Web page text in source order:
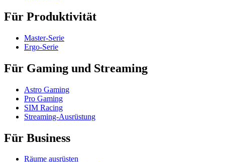
Für Produktivität
Master-Serie
Ergo-Serie
Für Gaming und Streaming
Astro Gaming
Pro Gaming
SIM Racing
Streaming-Ausrüstung
Für Business
Räume ausrüsten